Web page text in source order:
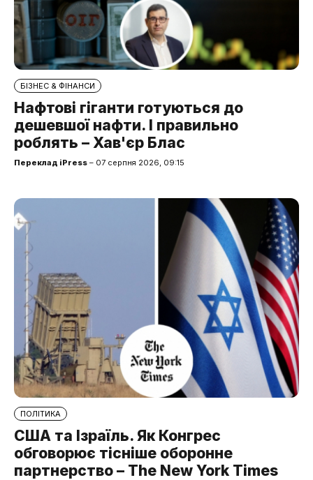
БІЗНЕС & ФІНАНСИ
Нафтові гіганти готуються до
дешевшої нафти. І правильно
роблять – Хав'єр Блас
Переклад iPress – 07 серпня 2026, 09:15
ПОЛІТИКА
США та Ізраїль. Як Конгрес
обговорює тісніше оборонне
партнерство – The New York Times